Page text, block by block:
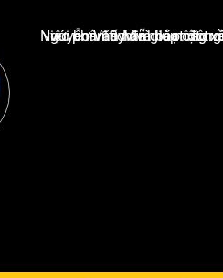
Nguyễn Văn Minh là một trong những chuyên gia hàng đầu về báo cáo tin tức thể